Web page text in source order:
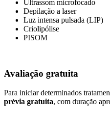
Ultrassom microfocado
Depilação a laser
Luz intensa pulsada (LIP)
Criolipólise
PISOM
Avaliação gratuita
Para iniciar determinados
prévia gratuita, com duração